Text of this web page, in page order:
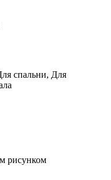
спальни, Для
рисунком